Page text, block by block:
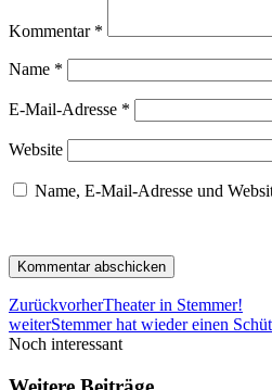
Kommentar *
Name *
E-Mail-Adresse *
Website
Name, E-Mail-Adresse und
ZurückvorherTheater in Stemmer!
weiterStemmer hat wieder einen
Noch interessant